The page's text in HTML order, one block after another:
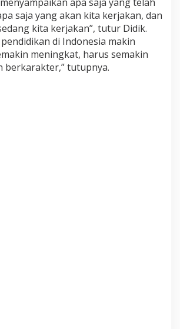
saja yang akan kita kerjakan, dan
kita kerjakan”, tutur Didik.
di Indonesia makin
meningkat, harus semakin
berkarakter,” tutupnya.